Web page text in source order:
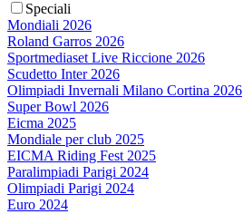
Speciali
Mondiali 2026
Roland Garros 2026
Sportmediaset Live Riccione 2026
Scudetto Inter 2026
Olimpiadi Invernali Milano Cortina 2026
Super Bowl 2026
Eicma 2025
Mondiale per club 2025
EICMA Riding Fest 2025
Paralimpiadi Parigi 2024
Olimpiadi Parigi 2024
Euro 2024